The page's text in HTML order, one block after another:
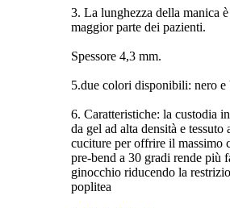
3. La lunghezza della manica è
maggior parte dei pazienti.
Spessore 4,3 mm.
5.due colori disponibili: nero e
6. Caratteristiche: la custodia
da gel ad alta densità e tessuto
cuciture per offrire il massimo
pre-bend a 30 gradi rende più
ginocchio riducendo la
poplitea